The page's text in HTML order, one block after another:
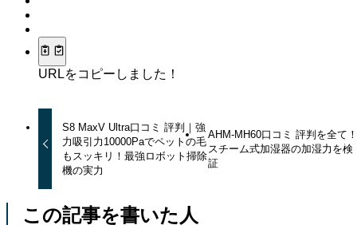
URLをコピーしました！
S8 MaxV Ultra口コミ 評判｜強
力吸引力10000Paでペットの毛
もスッキリ！最強ロボット掃除
機の実力
AHM-MH60口コミ 評判を全て
スチーム式加湿器の加湿力を検
証
この記事を書いた人